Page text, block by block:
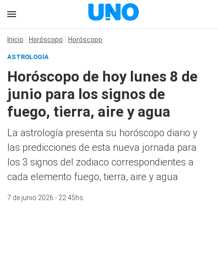
Inicio Horóscopo Horóscopo
ASTROLOGÍA
Horóscopo de hoy lunes 8 de
junio para los signos de
fuego, tierra, aire y agua
La astrología presenta su horóscopo diario y
las predicciones de esta nueva jornada para
los 3 signos del zodiaco correspondientes a
cada elemento fuego, tierra, aire y agua
7 de junio 2026 - 22:45hs